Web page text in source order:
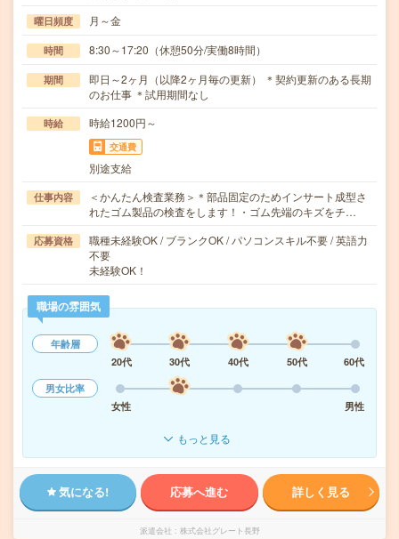
曜日頻度 月～金
時間 8:30～17:20（休憩50分/実働8時間）
期間
即日～2ヶ月（以降2ヶ月毎の更新） ＊契約更新のある長期
のお仕事 ＊試用期間なし
時給 時給1200円～
交通費
別途支給
仕事内容
＜かんたん検査業務＞＊部品固定のためインサート成型さ
れたゴム製品の検査をします！・ゴム先端のキズをチ…
応募資格
職種未経験OK / ブランクOK / パソコンスキル不要 / 英語力
不要
未経験OK！
職場の雰囲気
年齢層
20代
30代 40代 50代
60代
男女比率
女性
男性
もっと見る
気になる! 応募へ進む 詳しく見る
派遣会社 株式会社グレート長野